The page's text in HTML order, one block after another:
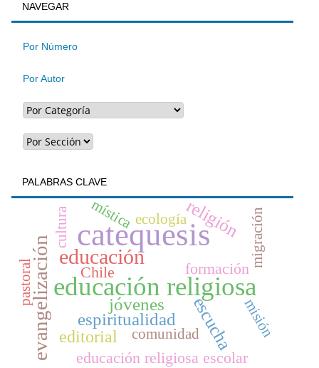
un
artículo
BUSQUEDA
NAVEGAR
Por Número
Por Autor
PALABRAS CLAVE
catequesis
educación religiosa
educación
evangelización escucha
jóvenes
espiritualidad
religión
editorial
Chile formación
educación religiosa escolar
migración
cultura mística
comunidad
ecología
pastoral
misión